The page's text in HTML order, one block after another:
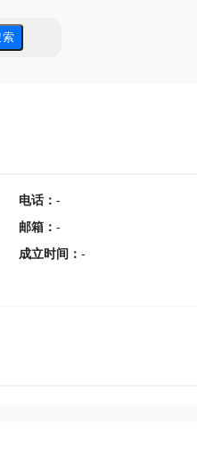
索
电话： -
邮箱 ： -
成立时间 ： -